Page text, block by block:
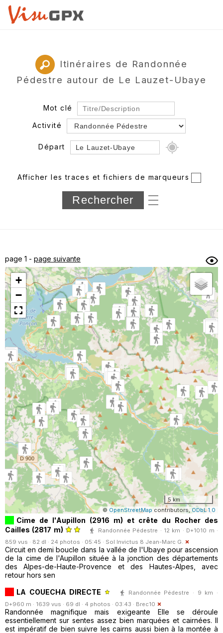
Itinéraires de Randonnée
Pédestre autour de Le Lauzet-Ubaye
Mot clé
Activité
Départ
Département
Longueur min/max
sous-dossiers
Trier par
Horodatage Photos
Afficher les traces et fichiers de marqueurs
page 1 - page suivante
+
−
5 km
© OpenStreetMap contributors,ODbL 1.0
Cime de l'Aupillon (2916 m) et crête du Rocher des
Cailles (2817 m)
Randonnée Pédestre · 12 km · D+1010 m ·
859 vus · 82 dl · 24 photos · 05:45 · Sol Invictus 8 Jean-Marc G.
Circuit en demi boucle dans la vallée de l'Ubaye pour ascension
de la cime de l'Aupillon située à la jonction des départements
des Alpes-de-Haute-Provence et des Hautes-Alpes, avec
retour hors sen
LA COUECHA DIRECTE
Randonnée Pédestre · 9 km ·
D+960 m · 1639 vus · 69 dl · 4 photos · 03:43 · Brec10
Randonnée magnifique mais exigeante Elle se déroule
essentiellement sur sentes assez bien marquées et cairnées. Il
est impératif de bien suivre les cairns aussi bien à la montée à